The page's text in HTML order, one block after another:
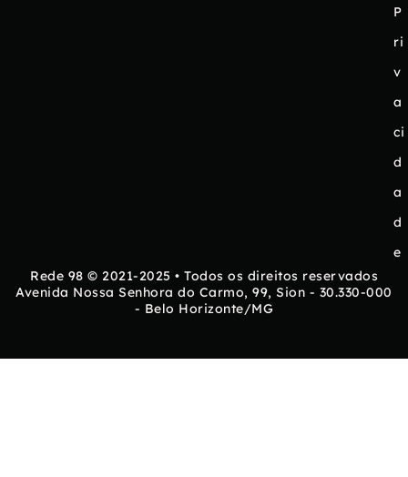
P
ri
v
a
ci
d
a
d
e
Rede 98 © 2021-2025 • Todos os direitos reservados
Avenida Nossa Senhora do Carmo, 99, Sion - 30.330-000
- Belo Horizonte/MG